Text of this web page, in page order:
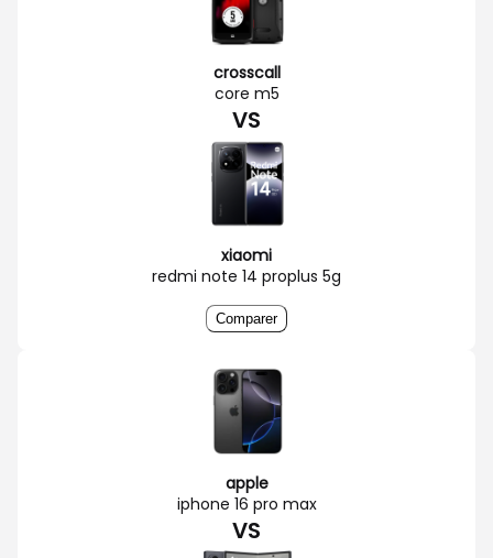
crosscall
core m5
VS
xiaomi
redmi note 14 proplus 5g
Comparer
apple
iphone 16 pro max
VS